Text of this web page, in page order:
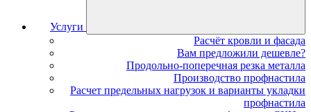
Услуги
Расчёт кровли и фасада
Вам предложили дешевле?
Продольно-поперечная резка металла
Производство профнастила
Расчет предельных нагрузок и варианты укладки
профнастила